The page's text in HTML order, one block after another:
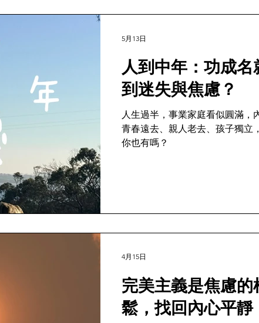
人到中年：功成
到迷失與焦慮？
人生過半，事業家庭看似圓滿，
青春遠去、親人老去、孩子獨立
你也有嗎？
5月13日
完美主義是焦慮
鬆，找回內心平靜
4月15日